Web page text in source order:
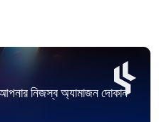
আপনার নিজস্ব অ্যামাজন দোকান